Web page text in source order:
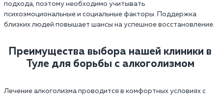
подхода, поэтому необходимо учитывать
психоэмоциональные и социальные факторы. Поддержка
близких людей повышает шансы на успешное восстановление.
Преимущества выбора нашей клиники в
Туле для борьбы с алкоголизмом
Лечение алкоголизма проводится в комфортных условиях с